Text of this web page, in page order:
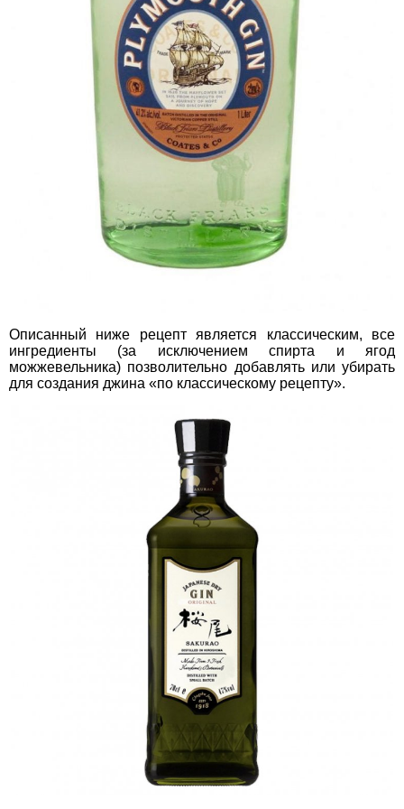
Описанный ниже рецепт является классическим, все
ингредиенты (за исключением спирта и ягод
можжевельника) позволительно добавлять или убирать
для создания джина «по классическому рецепту».